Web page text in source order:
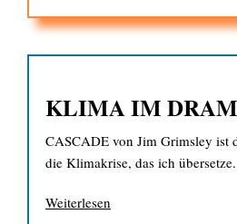
KLIMA IM
CASCADE von Jim Grimsley ist
die Klimakrise, das ich übersetze.
Weiterlesen